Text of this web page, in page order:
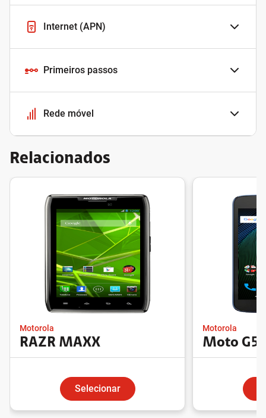
Internet (APN)
Primeiros passos
Rede móvel
Relacionados
Motorola
RAZR MAXX
Selecionar
Motorola
Moto G5